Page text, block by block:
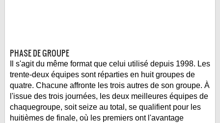
PHASE DE GROUPE
Il s'agit du même format que celui utilisé depuis 1998. Les
trente-deux équipes sont réparties en huit groupes de
quatre. Chacune affronte les trois autres de son groupe. À
l'issue des trois journées, les deux meilleures équipes de
chaquegroupe, soit seize au total, se qualifient pour les
huitièmes de finale, où les premiers ont l'avantage